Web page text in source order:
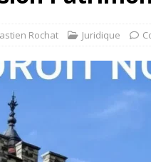
Rochat Juridique